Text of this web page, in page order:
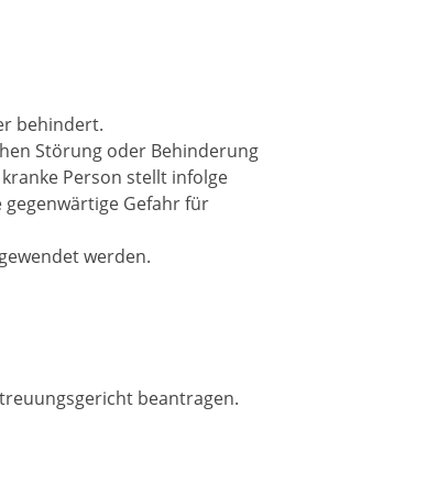
behindert.
Störung oder Behinderung
Person stellt infolge
Gefahr für
werden.
beantragen.